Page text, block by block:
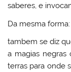
saberes, e
Da mesma forma:
tambem se diz
a magias negras
terras para onde